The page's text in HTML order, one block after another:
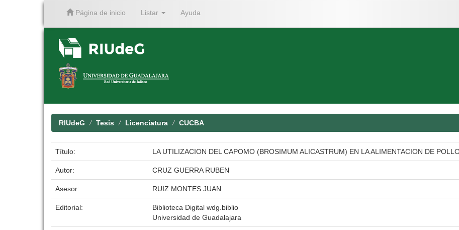
Página de inicio Listar Ayuda
RIUdeG Tesis Licenciatura CUCBA
Título: LA UTILIZACION DEL CAPOMO (BROSIMUM ALICASTRUM) EN LA ALIMENTACION DE
Autor: CRUZ GUERRA RUBEN
Asesor: RUIZ MONTES JUAN
Editorial:
Biblioteca Digital wdg.biblio
Universidad de Guadalajara